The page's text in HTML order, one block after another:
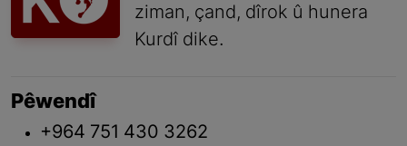
ziman, çand, dîrok û hunera
Kurdî dike.
Pêwendî
+964 751 430 3262